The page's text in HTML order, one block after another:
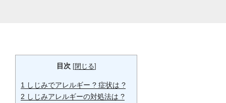
目次 [閉じる]
1
しじみでアレルギー ? 症状は ?
2 しじみアレルギーの対処法は ?